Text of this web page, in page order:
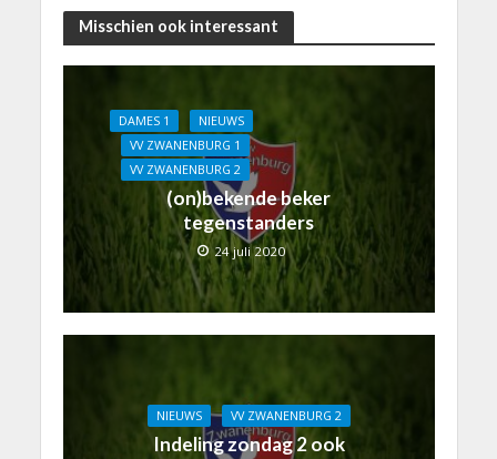
Misschien ook interessant
DAMES 1
NIEUWS
VV ZWANENBURG 1
VV ZWANENBURG 2
(on)bekende beker
tegenstanders
24 juli 2020
NIEUWS VV ZWANENBURG 2
Indeling zondag 2 ook